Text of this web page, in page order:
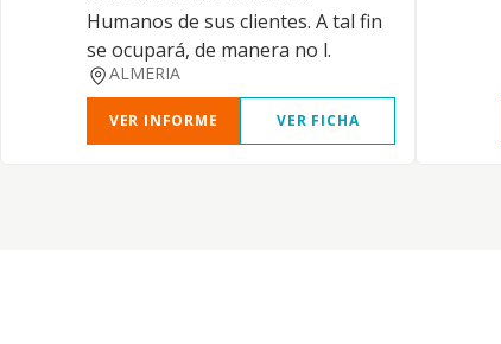
Humanos de sus clientes. A tal fin
se ocupará, de manera no l.
ALMERIA
VER INFORME VER FICHA